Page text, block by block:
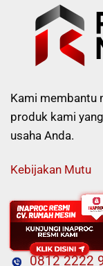
Kami membantu
produk kami
usaha Anda.
Kebijakan Mutu
KONTAK
0812 2222